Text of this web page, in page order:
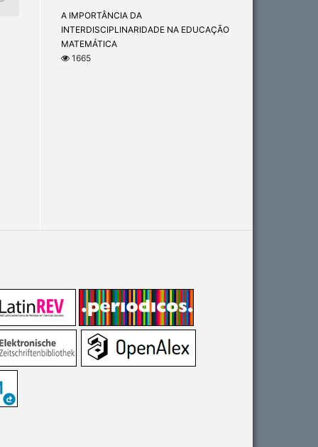
A IMPORTÂNCIA DA
INTERDISCIPLINARIDADE NA EDUCAÇÃO
MATEMÁTICA
1665